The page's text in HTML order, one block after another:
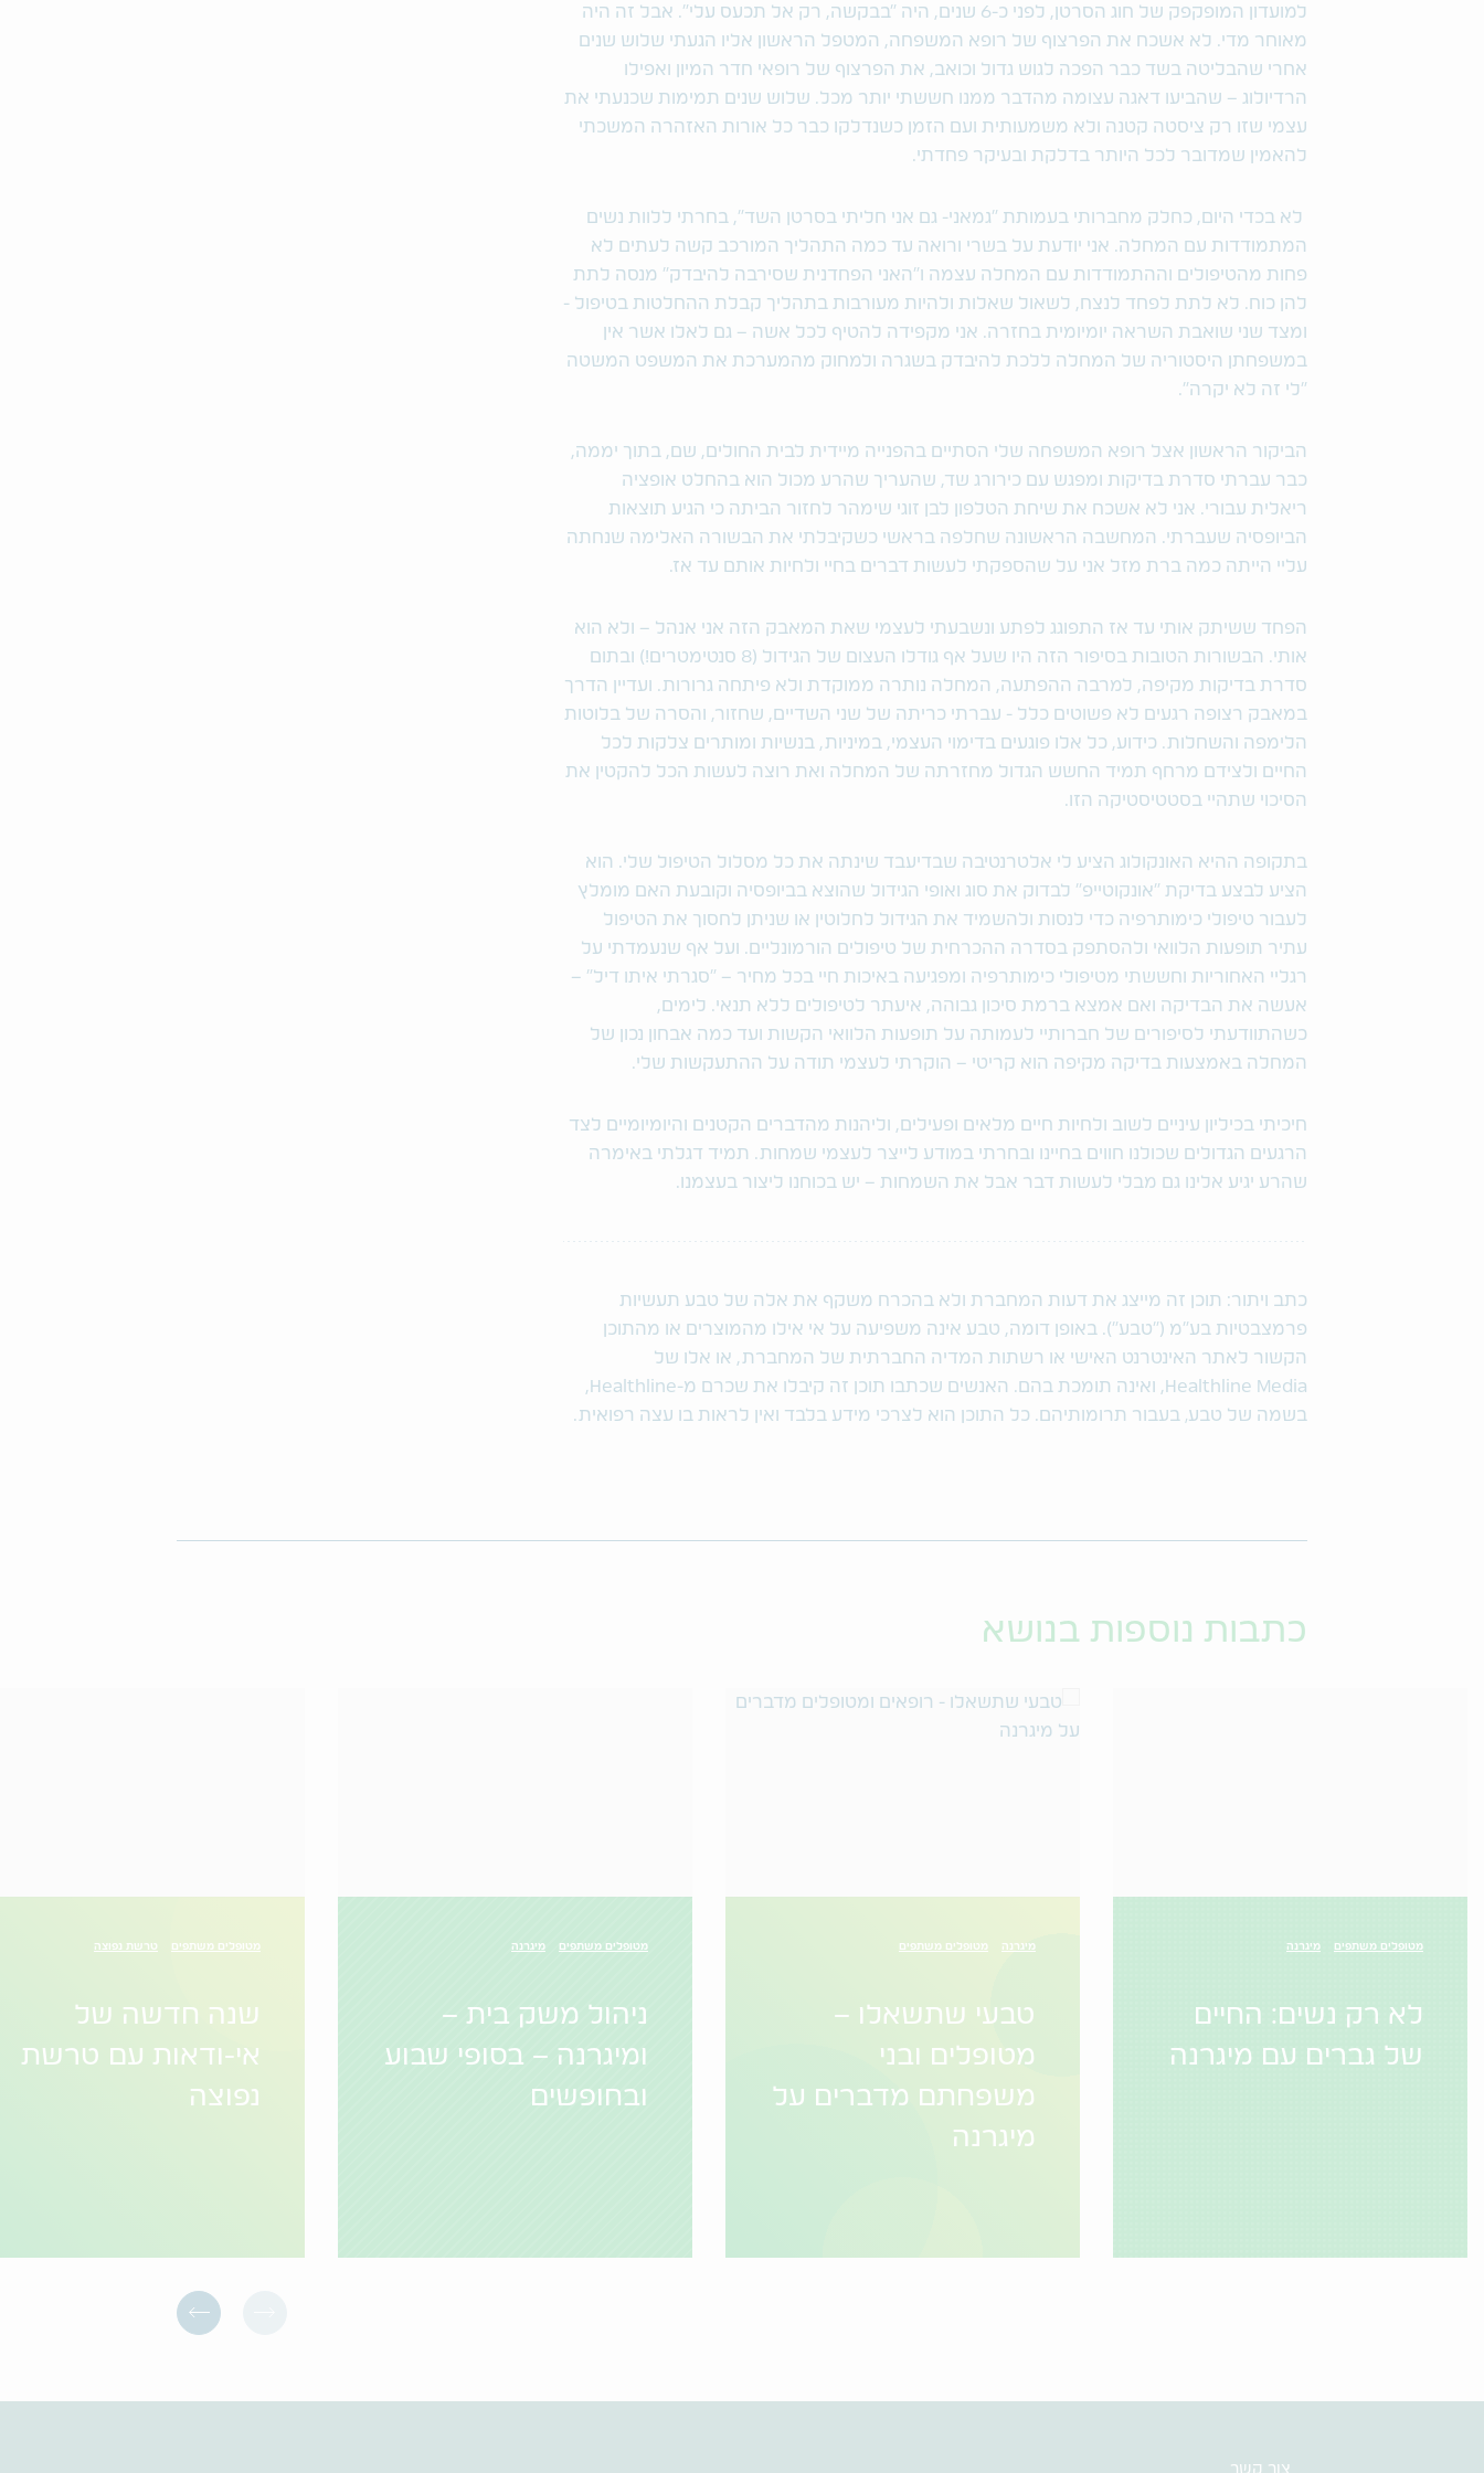
למועדון המופקפק של חוג הסרטן, לפני כ-6 שנים, היה "בבקשה, רק אל תכעס עלי". אבל זה היה
מאוחר מדי. לא אשכח את הפרצוף של רופא המשפחה, המטפל הראשון אליו הגעתי שלוש שנים
אחרי שהבליטה בשד כבר הפכה לגוש גדול וכואב, את הפרצוף של רופאי חדר המיון ואפילו
הרדיולוג – שהביעו דאגה עצומה מהדבר ממנו חששתי יותר מכל. שלוש שנים תמימות שכנעתי את
עצמי שזו רק ציסטה קטנה ולא משמעותית ועם הזמן כשנדלקו כבר כל אורות האזהרה המשכתי
להאמין שמדובר לכל היותר בדלקת ובעיקר פחדתי.
לא בכדי היום, כחלק מחברותי בעמותת "גמאני- גם אני חליתי בסרטן השד", בחרתי ללוות נשים
המתמודדות עם המחלה. אני יודעת על בשרי ורואה עד כמה התהליך המורכב קשה לעתים לא
פחות מהטיפולים וההתמודדות עם המחלה עצמה ו"האני הפחדנית שסירבה להיבדק" מנסה לתת
להן כוח. לא לתת לפחד לנצח, לשאול שאלות ולהיות מעורבות בתהליך קבלת ההחלטות בטיפול -
ומצד שני שואבת השראה יומיומית בחזרה. אני מקפידה להטיף לכל אשה – גם לאלו אשר אין
במשפחתן היסטוריה של המחלה ללכת להיבדק בשגרה ולמחוק מהמערכת את המשפט המשטה
"לי זה לא יקרה".
הביקור הראשון אצל רופא המשפחה שלי הסתיים בהפנייה מיידית לבית החולים, שם, בתוך יממה,
כבר עברתי סדרת בדיקות ומפגש עם כירורג שד, שהעריך שהרע מכול הוא בהחלט אופציה
ריאלית עבורי. אני לא אשכח את שיחת הטלפון לבן זוגי שימהר לחזור הביתה כי הגיע תוצאות
הביופסיה שעברתי. המחשבה הראשונה שחלפה בראשי כשקיבלתי את הבשורה האלימה שנחתה
עליי הייתה כמה ברת מזל אני על שהספקתי לעשות דברים בחיי ולחיות אותם עד אז.
הפחד ששיתק אותי עד אז התפוגג לפתע ונשבעתי לעצמי שאת המאבק הזה אני אנהל – ולא הוא
אותי. הבשורות הטובות בסיפור הזה היו שעל אף גודלו העצום של הגידול (8 סנטימטרים!) ובתום
סדרת בדיקות מקיפה, למרבה ההפתעה, המחלה נותרה ממוקדת ולא פיתחה גרורות. ועדיין הדרך
במאבק רצופה רגעים לא פשוטים כלל - עברתי כריתה של שני השדיים, שחזור, והסרה של בלוטות
הלימפה והשחלות. כידוע, כל אלו פוגעים בדימוי העצמי, במיניות, בנשיות ומותרים צלקות לכל
החיים ולצידם מרחף תמיד החשש הגדול מחזרתה של המחלה ואת רוצה לעשות הכל להקטין את
הסיכוי שתהיי בסטטיסטיקה הזו.
בתקופה ההיא האונקולוג הציע לי אלטרנטיבה שבדיעבד שינתה את כל מסלול הטיפול שלי. הוא
הציע לבצע בדיקת "אונקוטייפ" לבדוק את סוג ואופי הגידול שהוצא בביופסיה וקובעת האם מומלץ
לעבור טיפולי כימותרפיה כדי לנסות ולהשמיד את הגידול לחלוטין או שניתן לחסוך את הטיפול
עתיר תופעות הלוואי ולהסתפק בסדרה ההכרחית של טיפולים הורמונליים. ועל אף שנעמדתי על
רגליי האחוריות וחששתי מטיפולי כימותרפיה ומפגיעה באיכות חיי בכל מחיר – "סגרתי איתו דיל" –
אעשה את הבדיקה ואם אמצא ברמת סיכון גבוהה, איעתר לטיפולים ללא תנאי. לימים,
כשהתוודעתי לסיפורים של חברותיי לעמותה על תופעות הלוואי הקשות ועד כמה אבחון נכון של
המחלה באמצעות בדיקה מקיפה הוא קריטי – הוקרתי לעצמי תודה על ההתעקשות שלי.
חיכיתי בכיליון עיניים לשוב ולחיות חיים מלאים ופעילים, וליהנות מהדברים הקטנים והיומיומיים לצד
הרגעים הגדולים שכולנו חווים בחיינו ובחרתי במודע לייצר לעצמי שמחות. תמיד דגלתי באימרה
שהרע יגיע אלינו גם מבלי לעשות דבר אבל את השמחות – יש בכוחנו ליצור בעצמנו.
כתב ויתור: תוכן זה מייצג את דעות המחברת ולא בהכרח משקף את אלה של טבע תעשיות
פרמצבטיות בע"מ ("טבע"). באופן דומה, טבע אינה משפיעה על אי אילו מהמוצרים או מהתוכן
הקשור לאתר האינטרנט האישי או רשתות המדיה החברתית של המחברת, או אלו של
Healthline Media, ואינה תומכת בהם. האנשים שכתבו תוכן זה קיבלו את שכרם מ-Healthline,
בשמה של טבע‚ בעבור תרומותיהם. כל התוכן הוא לצרכי מידע בלבד ואין לראות בו עצה רפואית.
כתבות נוספות בנושא
מטופלים משתפים מיגרנה
לא רק נשים: החיים
של גברים עם מיגרנה
מיגרנה מטופלים משתפים
טבעי שתשאלו –
מטופלים ובני
משפחתם מדברים על
מיגרנה
מטופלים משתפים מיגרנה
ניהול משק בית –
ומיגרנה – בסופי שבוע
ובחופשים
מטופלים משתפים טרשת נפוצה
שנה חדשה של
אי-ודאות עם טרשת
נפוצה
צור קשר